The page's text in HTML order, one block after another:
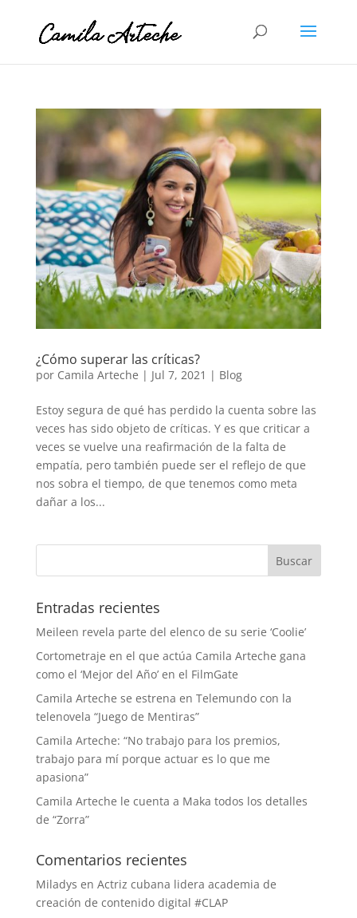
¿Cómo superar las críticas?
por Camila Arteche | Jul 7, 2021 | Blog
Estoy segura de qué has perdido la cuenta sobre las
veces has sido objeto de críticas. Y es que criticar a
veces se vuelve una reafirmación de la falta de
empatía, pero también puede ser el reflejo de que
nos sobra el tiempo, de que tenemos como meta
dañar a los...
Entradas recientes
Meileen revela parte del elenco de su serie ‘Coolie’
Cortometraje en el que actúa Camila Arteche gana
como el ‘Mejor del Año’ en el FilmGate
Camila Arteche se estrena en Telemundo con la
telenovela “Juego de Mentiras”
Camila Arteche: “No trabajo para los premios,
trabajo para mí porque actuar es lo que me
apasiona”
Camila Arteche le cuenta a Maka todos los detalles
de “Zorra”
Comentarios recientes
Miladys en Actriz cubana lidera academia de
creación de contenido digital #CLAP